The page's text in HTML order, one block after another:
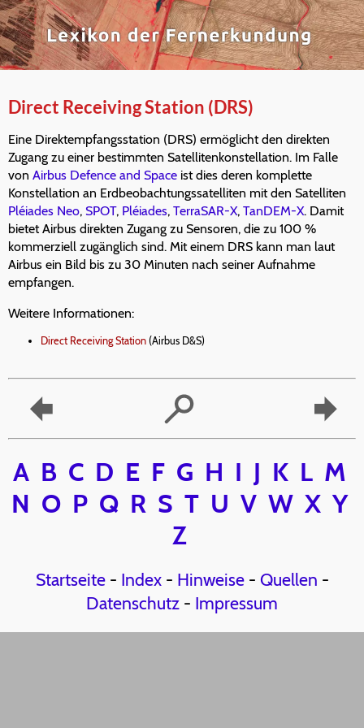
Direct Receiving Station (DRS)
Eine Direktempfangsstation (DRS) ermöglicht den direkten
Zugang zu einer bestimmten Satellitenkonstellation. Im Falle
von Airbus Defence and Space ist dies deren komplette
Konstellation an Erdbeobachtungssatelliten mit den Satelliten
Pléiades Neo, SPOT, Pléiades, TerraSAR-X, TanDEM-X. Damit
bietet Airbus direkten Zugang zu Sensoren, die zu 100 %
kommerziell zugänglich sind. Mit einem DRS kann man laut
Airbus ein Bild bis zu 30 Minuten nach seiner Aufnahme
empfangen.
Weitere Informationen:
Direct Receiving Station (Airbus D&S)
A B C D E F G H I J K L M
N O P Q R S T U V W X Y
Z
Startseite- Index- Hinweise- Quellen -
Datenschutz - Impressum